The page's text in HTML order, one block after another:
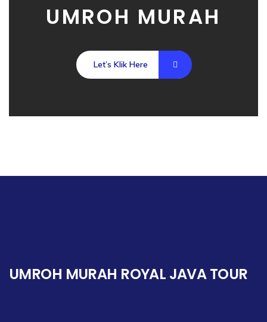
UMROH MURAH
Let’s Klik Here
UMROH MURAH ROYAL JAVA TOUR